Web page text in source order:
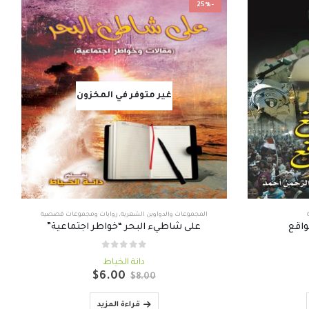
-25%
غير متوفر في المخزون
المجموعات والدواوين الشعرية, روايات ومجموعات قصصية
على شاطيء البحر “خواطر اجتماعية”
دانة الخياط
$8.00
السعر
هو:
$6.00
قراءة المزيد